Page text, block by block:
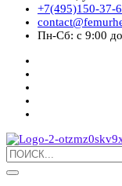
+7(495)150-37-
Пн-Сб: с 9:00